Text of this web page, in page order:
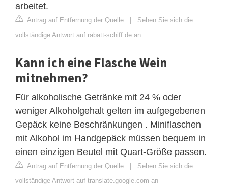
arbeitet.
Antrag auf Entfernung der Quelle | Sehen Sie sich die
vollständige Antwort auf rabatt-schiff.de an
Kann ich eine Flasche Wein
mitnehmen?
Für alkoholische Getränke mit 24 % oder
weniger Alkoholgehalt gelten im aufgegebenen
Gepäck keine Beschränkungen . Miniflaschen
mit Alkohol im Handgepäck müssen bequem in
einen einzigen Beutel mit Quart-Größe passen.
Antrag auf Entfernung der Quelle | Sehen Sie sich die
vollständige Antwort auf translate.google.com an